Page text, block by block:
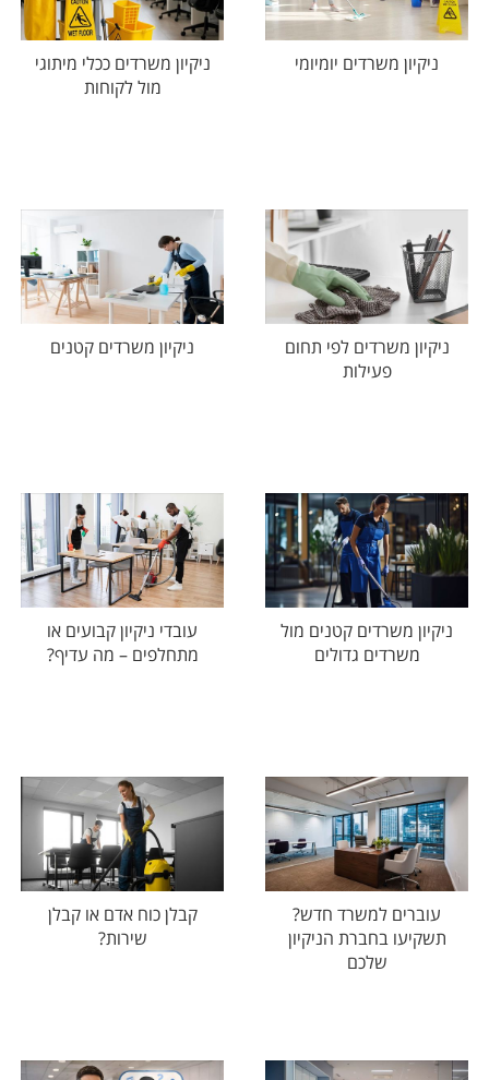
ניקיון משרדים יומיומי
ניקיון משרדים ככלי מיתוגי
מול לקוחות
ניקיון משרדים לפי תחום
פעילות
ניקיון משרדים קטנים
ניקיון משרדים קטנים מול
משרדים גדולים
עובדי ניקיון קבועים או
מתחלפים – מה עדיף?
עוברים למשרד חדש?
תשקיעו בחברת הניקיון
שלכם
קבלן כוח אדם או קבלן
שירות?